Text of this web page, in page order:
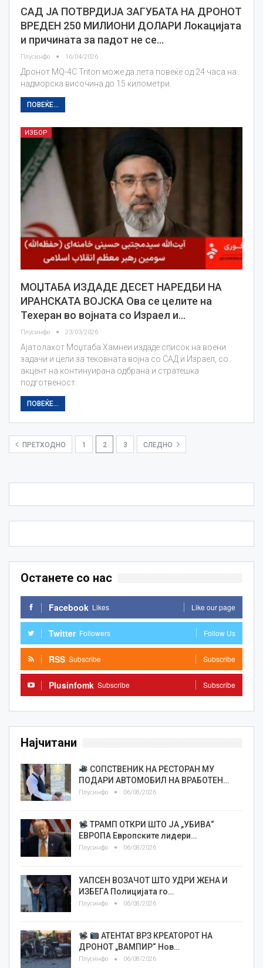
САД ЈА ПОТВРДИЈА ЗАГУБАТА НА ДРОНОТ
ВРЕДЕН 250 МИЛИОНИ ДОЛАРИ Локацијата
и причината за падот не се…
Плусинфо 16/04/2026
Дронот MQ-4C Triton може да лета повеќе од 24 часа на
надморска височина до 15 километри.
ПОВЕЌЕ...
ИЗБОР
МОЏТАБА ИЗДАДЕ ДЕСЕТ НАРЕДБИ НА
ИРАНСКАТА ВОЈСКА Ова се целите на
Техеран во војната со Израел и…
Плусинфо 23/03/2026
Ајатолахот Моџтаба Хамнеи издаде список на воени
задачи и цели за тековната војна со САД и Израел, со
акцент на континуирана одбрана и стратешка
подготвеност.
ПОВЕЌЕ...
ПРЕТХОДНО 1 2 3 СЛЕДНО
Останете со нас
Facebook Likes Like our page
Twitter Followers Follow Us
RSS Subscribe Subscribe
Plusinfomk Subscribe Subscribe
Најчитани
СОПСТВЕНИК НА РЕСТОРАН МУ
ПОДАРИ АВТОМОБИЛ НА ВРАБОТЕН…
Плусинфо 06/08/2026
ТРАМП ОТКРИ ШТО ЈА „УБИВА“
ЕВРОПА Европските лидери…
Плусинфо 06/08/2026
УАПСЕН ВОЗАЧОТ ШТО УДРИ ЖЕНА И
ИЗБЕГА Полицијата го…
Плусинфо 06/08/2026
АТЕНТАТ ВРЗ КРЕАТОРОТ НА
ДРОНОТ „ВАМПИР“ Нов…
Плусинфо 06/08/2026